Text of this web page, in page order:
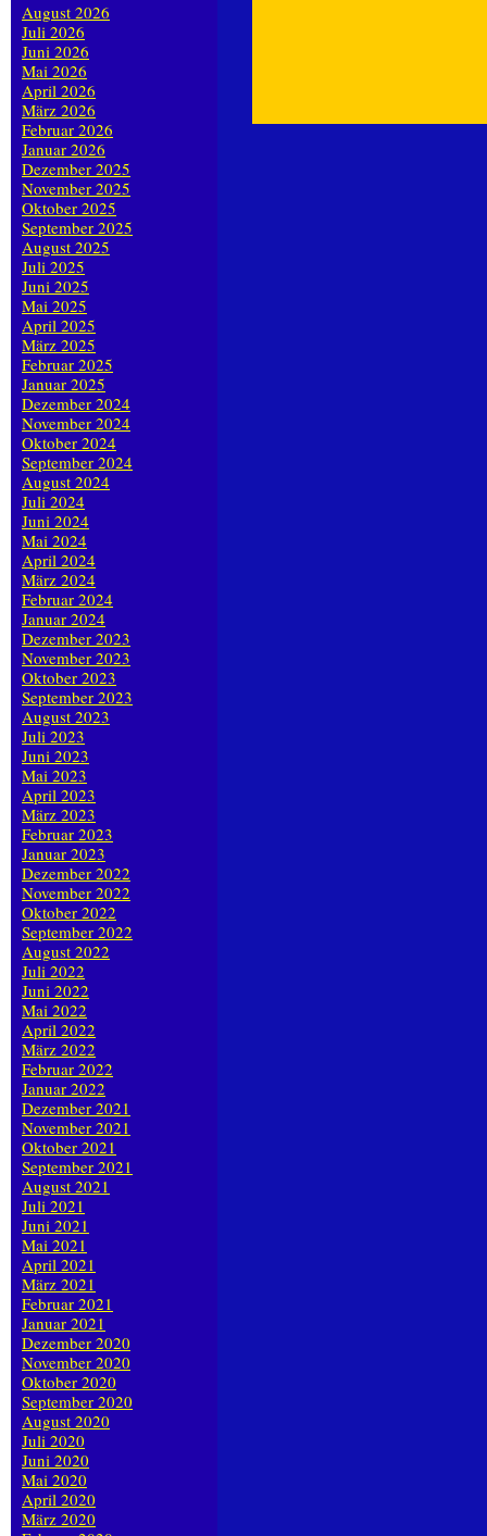
August 2026
Juli 2026
Juni 2026
Mai 2026
April 2026
März 2026
Februar 2026
Januar 2026
Dezember 2025
November 2025
Oktober 2025
September 2025
August 2025
Juli 2025
Juni 2025
Mai 2025
April 2025
März 2025
Februar 2025
Januar 2025
Dezember 2024
November 2024
Oktober 2024
September 2024
August 2024
Juli 2024
Juni 2024
Mai 2024
April 2024
März 2024
Februar 2024
Januar 2024
Dezember 2023
November 2023
Oktober 2023
September 2023
August 2023
Juli 2023
Juni 2023
Mai 2023
April 2023
März 2023
Februar 2023
Januar 2023
Dezember 2022
November 2022
Oktober 2022
September 2022
August 2022
Juli 2022
Juni 2022
Mai 2022
April 2022
März 2022
Februar 2022
Januar 2022
Dezember 2021
November 2021
Oktober 2021
September 2021
August 2021
Juli 2021
Juni 2021
Mai 2021
April 2021
März 2021
Februar 2021
Januar 2021
Dezember 2020
November 2020
Oktober 2020
September 2020
August 2020
Juli 2020
Juni 2020
Mai 2020
April 2020
März 2020